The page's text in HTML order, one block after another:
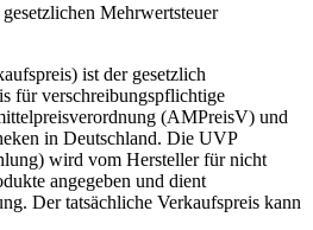
Mehrwertsteuer
ist der gesetzlich
für verschreibungspflichtige
(AMPreisV) und
in Deutschland. Die UVP
wird vom Hersteller für nicht
angegeben und dient
Der tatsächliche Verkaufspreis kann